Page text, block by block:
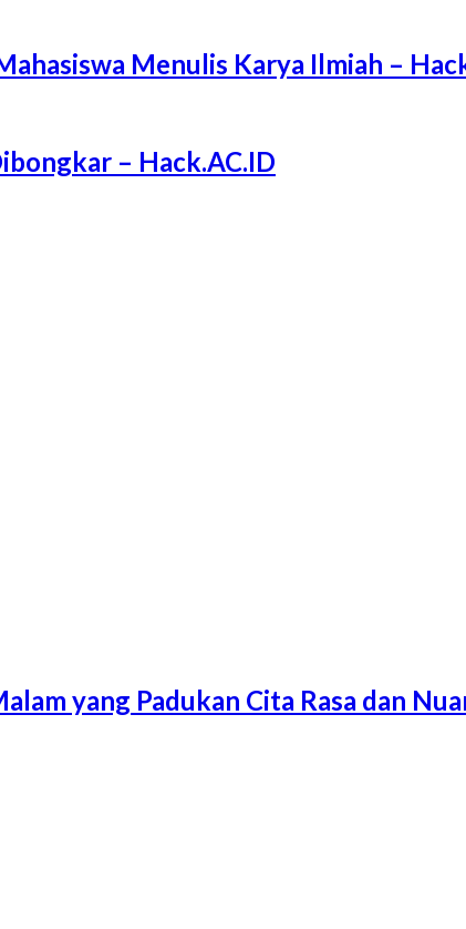
Menulis Karya Ilmiah –
– Hack.AC.ID
yang Padukan Cita Rasa dan